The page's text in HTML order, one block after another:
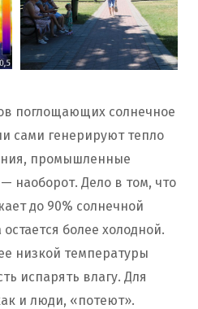
поглощающих солнечное
сами генерируют тепло
промышленные
наоборот. Дело в том, что
до 90% солнечной
более холодной.
низкой температуры
испарять влагу. Для
и люди, «потеют».